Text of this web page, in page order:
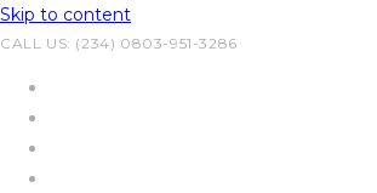
Skip to content
CALL US: (234) 0803-951-3286